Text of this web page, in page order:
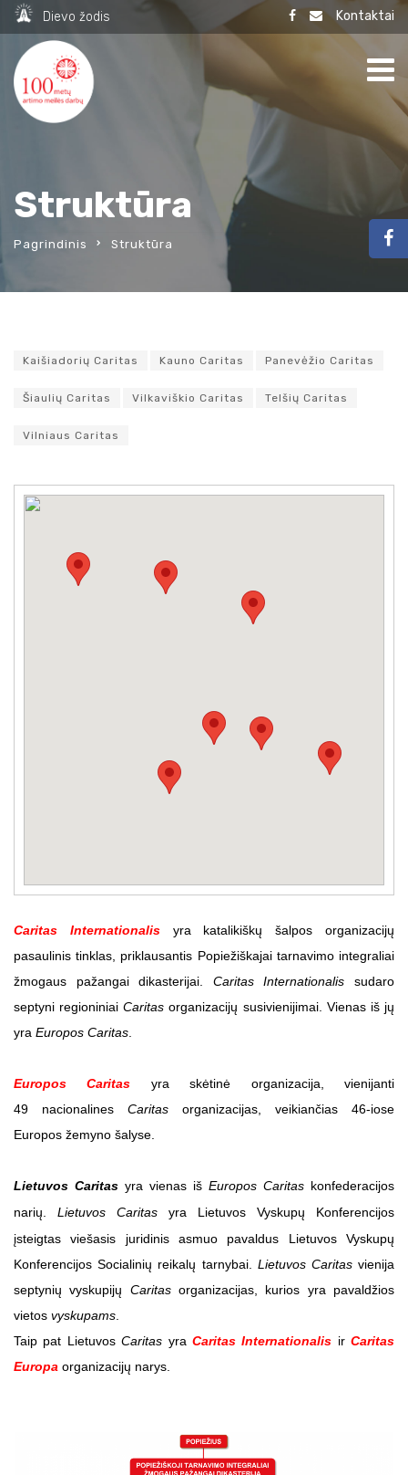
Dievo žodis Kontaktai
Struktūra
Pagrindinis Struktūra
Kaišiadorių Caritas Kauno Caritas Panevėžio Caritas
Šiaulių Caritas Vilkaviškio Caritas Telšių Caritas
Vilniaus Caritas
Caritas Internationalisyra katalikiškų šalpos organizacijų
pasaulinis tinklas, priklausantis Popiežiškajai tarnavimo integraliai
žmogaus pažangai dikasterijai. Caritas Internationalis sudaro
septyni regioniniaiCaritas organizacijų susivienijimai. Vienas iš jų
yra Europos Caritas
Europos Caritas yra skėtinė organizacija, vienijanti
49 nacionalines Caritas organizacijas, veikiančias 46-iose
Europos žemyno šalyse.
Lietuvos Caritas yra vienas iš Europos Caritas konfederacijos
narių. Lietuvos Caritas
yra Lietuvos Vyskupų Konferencijos
įsteigtas viešasis juridinis asmuo pavaldus Lietuvos Vyskupų
Konferencijos Socialinių reikalų tarnybai. Lietuvos Caritasvienija
septynių vyskupijų Caritasorganizacijas, kurios yra pavaldžios
vietos vyskupams
Taip pat LietuvosCaritas yra Caritas Internationalis ir Caritas
Europa organizacijų narys.